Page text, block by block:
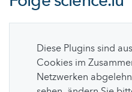
Diese Plugins sind
Cookies im
Netzwerken